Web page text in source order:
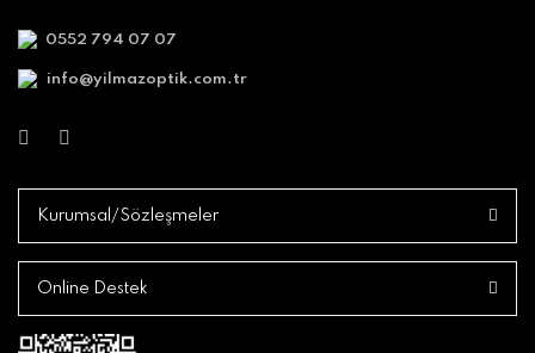
0552 794 07 07
info@yilmazoptik.com.tr
Kurumsal/Sözleşmeler
Online Destek